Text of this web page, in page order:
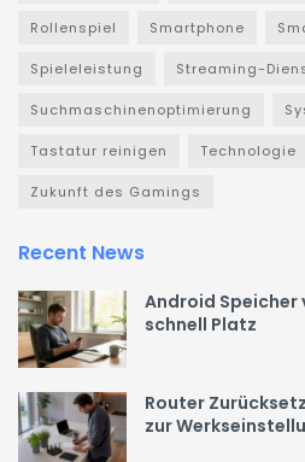
Rollenspiel Smartphone
Spieleleistung Streaming-
Suchmaschinenoptimierung
Tastatur reinigen Technologie
Zukunft des Gamings
Recent News
Android Speicher
schnell Platz
Router
zur